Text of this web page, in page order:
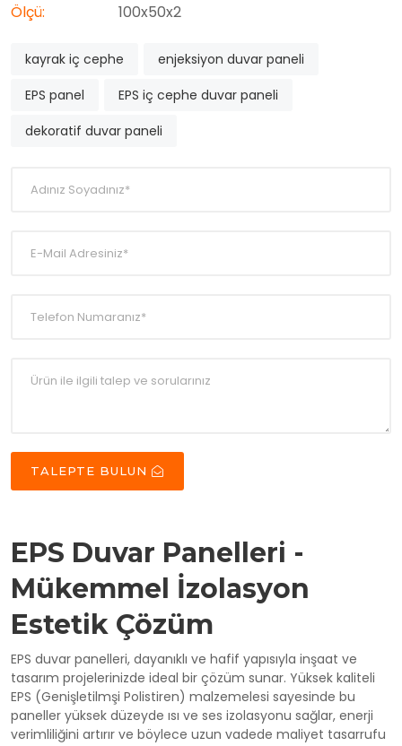
Ölçü:
100x50x2
kayrak iç cephe
enjeksiyon duvar paneli
EPS panel
EPS iç cephe duvar paneli
dekoratif duvar paneli
TALEPTE BULUN
EPS Duvar Panelleri -
Mükemmel İzolasyon
Estetik Çözüm
EPS duvar panelleri, dayanıklı ve hafif yapısıyla inşaat ve
tasarım projelerinizde ideal bir çözüm sunar. Yüksek kaliteli
EPS (Genişletilmşi Polistiren) malzemelesi sayesinde bu
paneller yüksek düzeyde ısı ve ses izolasyonu sağlar, enerji
verimliliğini artırır ve böylece uzun vadede maliyet tasarrufu